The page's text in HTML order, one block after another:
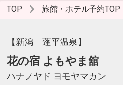
TOP 旅館・ホテル予約TOP
【新潟 蓬平温泉】
花の宿 よもやま舘
ハナノヤド ヨモヤマカン